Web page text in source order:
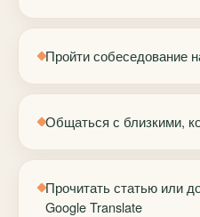
Пройти собеседование
Общаться с близкими,
Прочитать статью или
Google Translate